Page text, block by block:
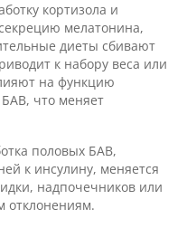
кортизола и
мелатонина,
диеты сбивают
к набору веса или
на функцию
что меняет
половых БАВ,
к инсулину, меняется
надпочечников или
отклонениям.